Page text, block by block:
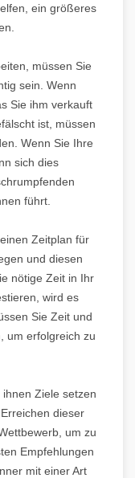
ein größeres
müssen Sie
sein. Wenn
Sie ihm verkauft
ist, müssen
Wenn Sie Ihre
sich dies
führt.
Zeitplan für
und diesen
nötige Zeit in Ihr
wird es
Sie Zeit und
um erfolgreich zu
Ziele setzen
dieser
um zu
Empfehlungen
mit einer Art